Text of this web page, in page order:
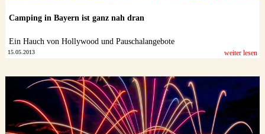
Camping in Bayern ist ganz nah dran
Ein Hauch von Hollywood und Pauschalangebote
15.05.2013 weiter lesen